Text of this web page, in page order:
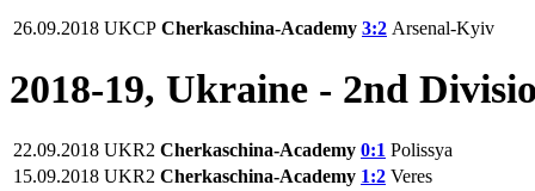
26.09.2018 UKCP Cherkaschina-Academy 3:2 Arsenal-Kyiv
2018-19, Ukraine - 2nd
22.09.2018 UKR2 Cherkaschina-Academy 0:1 Polissya
15.09.2018 UKR2 Cherkaschina-Academy 1:2 Veres